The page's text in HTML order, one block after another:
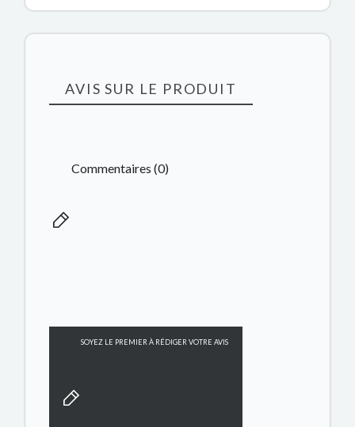
AVIS SUR LE PRODUIT
Commentaires (0)
SOYEZ LE PREMIER À RÉDIGER VOTRE AVIS